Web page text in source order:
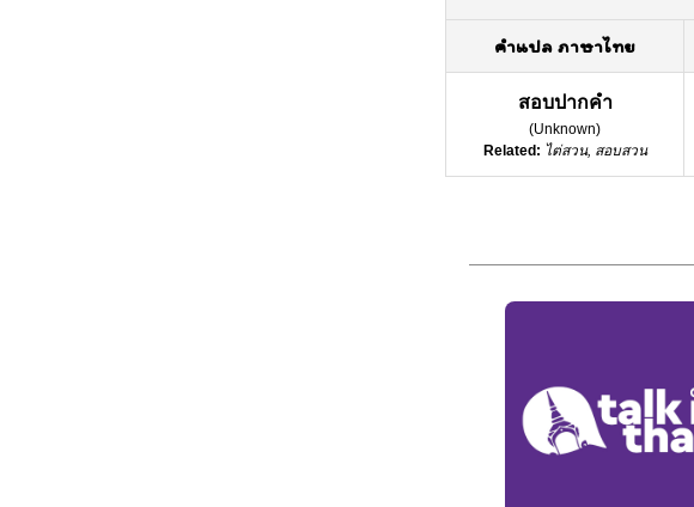
คำแปล ภาษาไทย
สอบปากคำ
(Unknown)
Related: ไต่สวน, สอบสวน